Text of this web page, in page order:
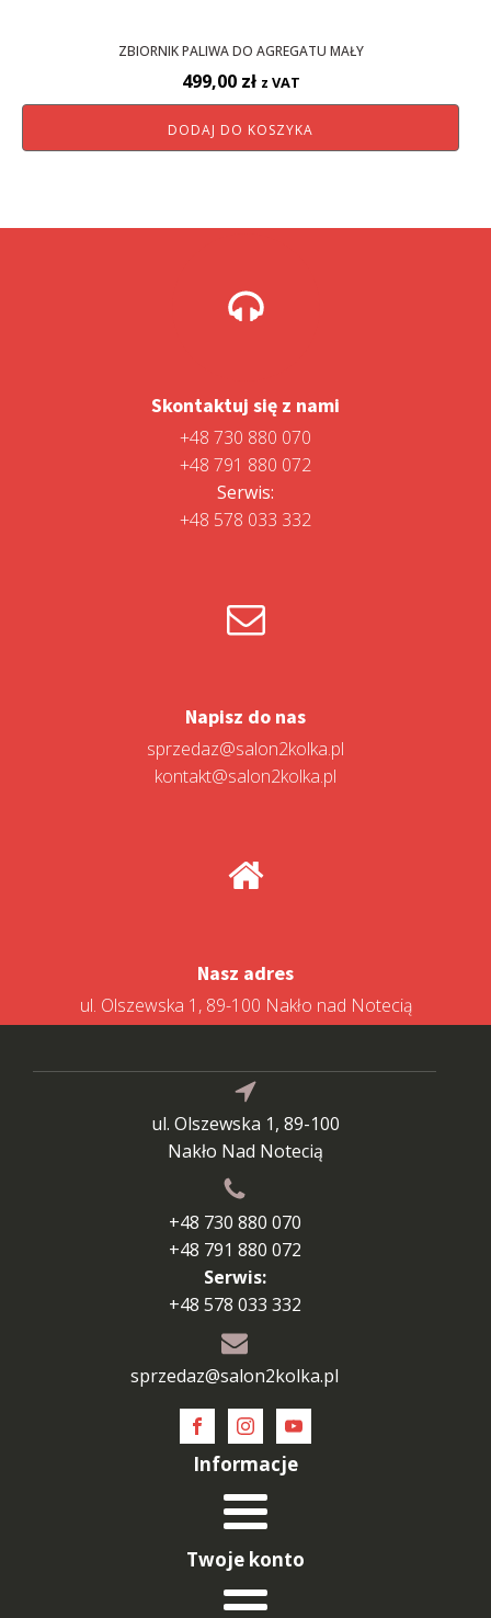
ZBIORNIK PALIWA DO AGREGATU MAŁY
499,00 zł z VAT
DODAJ DO KOSZYKA
Skontaktuj się z nami
+48 730 880 070
+48 791 880 072
Serwis:
+48 578 033 332
Napisz do nas
sprzedaz@salon2kolka.pl
kontakt@salon2kolka.pl
Nasz adres
ul. Olszewska 1, 89-100 Nakło nad Notecią
ul. Olszewska 1, 89-100
Nakło Nad Notecią
+48 730 880 070
+48 791 880 072
Serwis:
+48 578 033 332
sprzedaz@salon2kolka.pl
Informacje
Twoje konto